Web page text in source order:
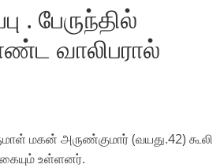
. பேருந்தில்
வாலிபரால்
மகன் அருண்குமார் (வயது.42) கூலி
உள்ளனர்.